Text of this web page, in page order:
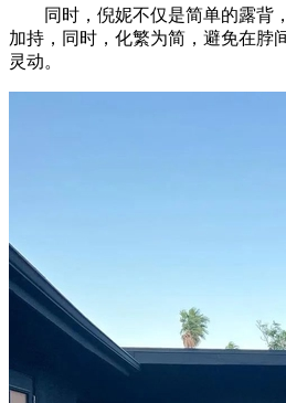
同时，倪妮不仅是简单的露背
加持，同时，化繁为简，避免在脖
灵动。